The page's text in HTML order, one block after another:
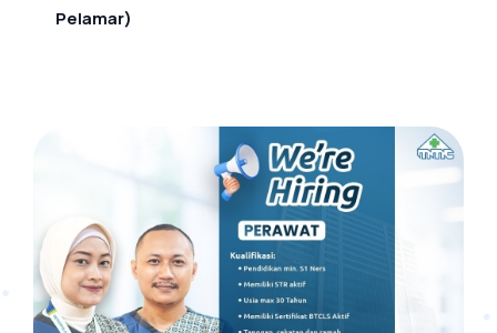
Pelamar)